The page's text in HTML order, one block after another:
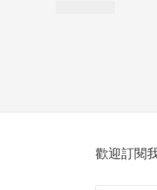
歡迎訂閱